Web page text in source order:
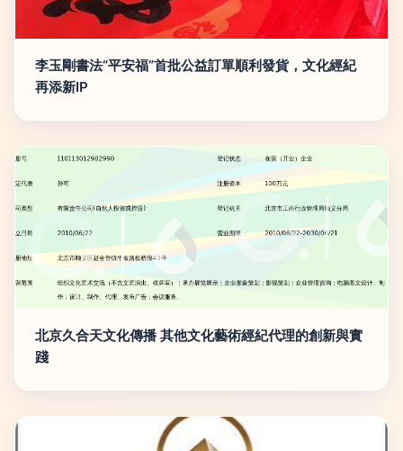
李玉剛書法“平安福”首批公益訂單順利發貨，文化經紀
再添新IP
北京久合天文化傳播 其他文化藝術經紀代理的創新與實
踐